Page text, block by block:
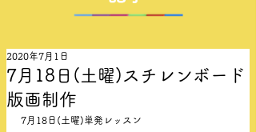
7月18日(土曜)スチレンボード
版画制作
2020年7月1日
7月18日(土曜)単発レッスン